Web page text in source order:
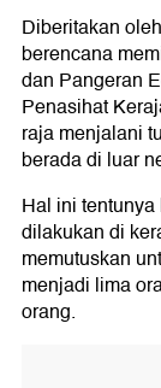
Diberitakan
berencana
dan Pangeran
Penasihat
raja menjalani
berada di luar
Hal ini
dilakukan di
memutuskan
menjadi lima
orang.